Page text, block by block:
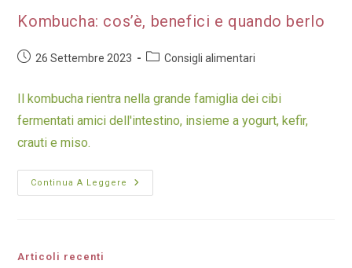
Kombucha: cos’è, benefici e quando berlo
26 Settembre 2023 Consigli alimentari
Il kombucha rientra nella grande famiglia dei cibi
fermentati amici dell'intestino, insieme a yogurt, kefir,
crauti e miso.
Continua A Leggere
Articoli recenti